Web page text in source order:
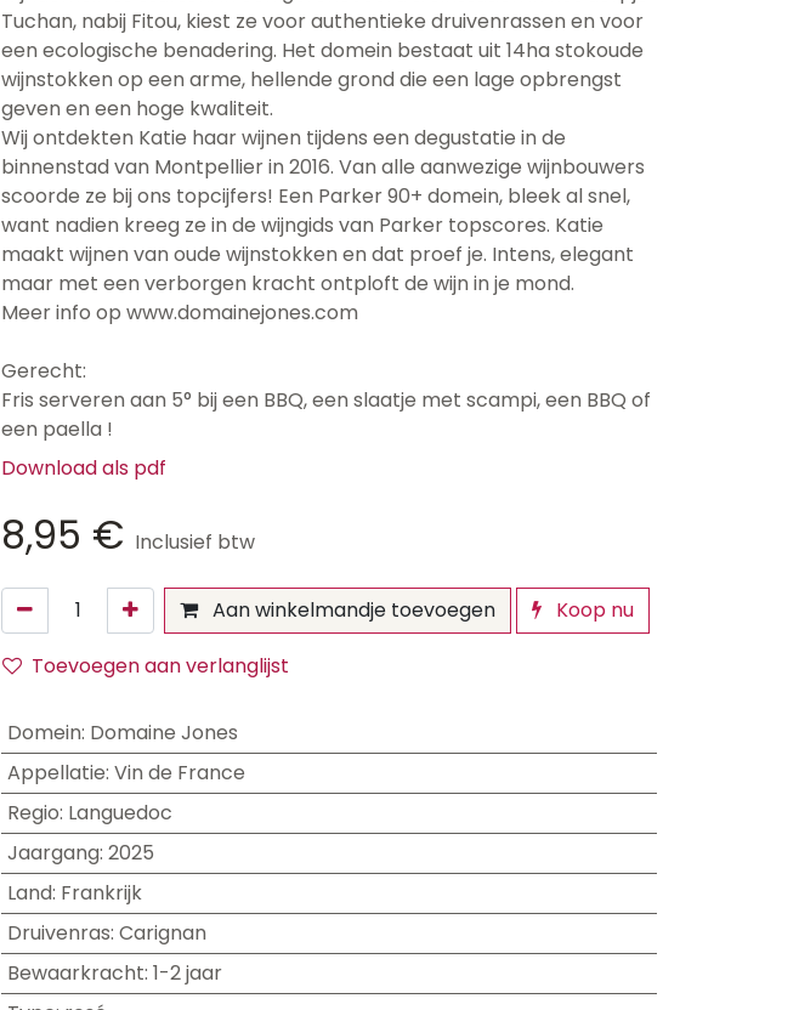
Tuchan, nabij Fitou, kiest ze voor authentieke druivenrassen en voor
een ecologische benadering. Het domein bestaat uit 14ha stokoude
wijnstokken op een arme, hellende grond die een lage opbrengst
geven en een hoge kwaliteit.
Wij ontdekten Katie haar wijnen tijdens een degustatie in de
binnenstad van Montpellier in 2016. Van alle aanwezige wijnbouwers
scoorde ze bij ons topcijfers! Een Parker 90+ domein, bleek al snel,
want nadien kreeg ze in de wijngids van Parker topscores. Katie
maakt wijnen van oude wijnstokken en dat proef je. Intens, elegant
maar met een verborgen kracht ontploft de wijn in je mond.
Meer info op www.domainejones.com
Gerecht:
Fris serveren aan 5° bij een BBQ, een slaatje met scampi, een BBQ of
een paella !
Download als pdf
8,95 € Inclusief btw
Aan winkelmandje toevoegen
Koop nu
Toevoegen aan verlanglijst
Domein: Domaine Jones
Appellatie: Vin de France
Regio: Languedoc
Jaargang: 2025
Land: Frankrijk
Druivenras: Carignan
Bewaarkracht: 1-2 jaar